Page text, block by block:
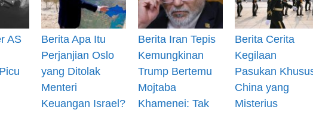
AS
Berita Apa Itu
Perjanjian Oslo
yang Ditolak
Menteri
Keuangan Israel?
Berita Iran Tepis
Kemungkinan
Trump Bertemu
Mojtaba
Khamenei: Tak
Berita Cerita
Kegilaan
Pasukan
China yang
Misterius